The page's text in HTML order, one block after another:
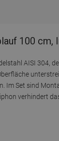
100 cm,
AISI 304,
Set sind
verhindert